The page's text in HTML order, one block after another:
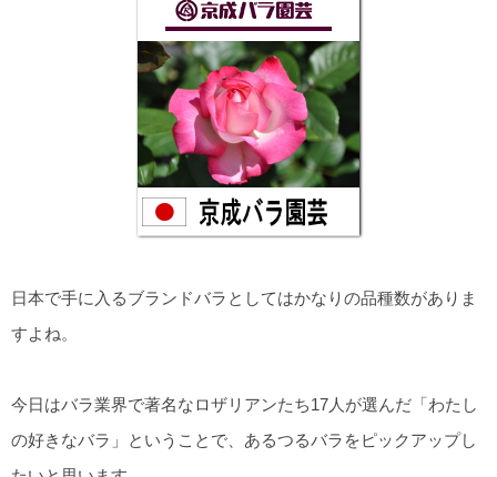
日本で手に入るブランドバラとしてはかなりの品種数がありま
すよね。
今日はバラ業界で著名なロザリアンたち17人が選んだ「わたし
の好きなバラ」ということで、あるつるバラをピックアップし